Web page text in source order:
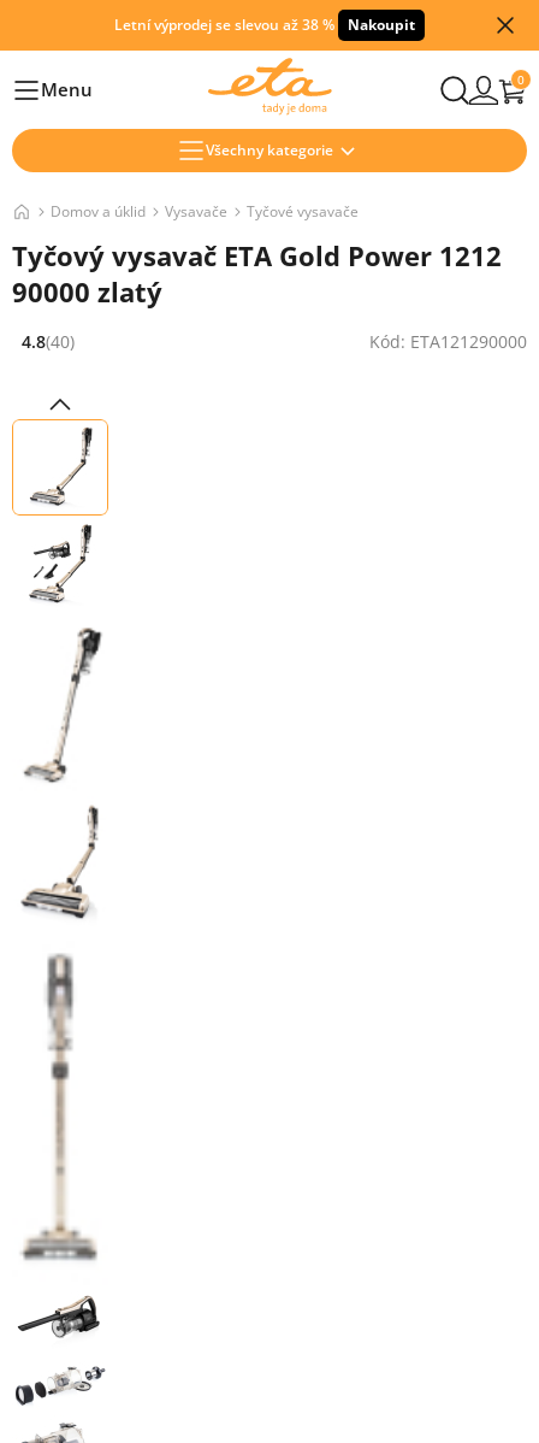
Letní výprodej se slevou až 38 % Nakoupit
HlavníMenu 0
Všechny kategorie
Domov a úklid Vysavače Tyčové vysavače
Tyčový vysavač ETA Gold Power 1212
90000 zlatý
Hodnocení: 4.8 z 5 (40 recenzí)
4.8(40) Kód: ETA121290000